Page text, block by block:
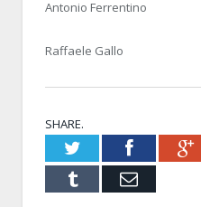
Antonio Ferrentino
Raffaele Gallo
SHARE.
TwitterFacebook
Tumblr Email